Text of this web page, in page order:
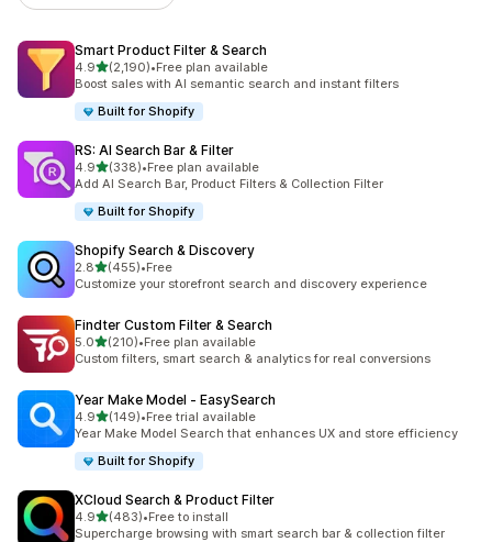
Smart Product Filter & Search
4.9เต็ม 5 ดาว
(2,190)
ทั้งหมด 2190 รีวิว
•Free plan available
Boost sales with AI semantic search and instant filters
Built for Shopify
RS: AI Search Bar & Filter
4.9เต็ม 5 ดาว
(338)
ทั้งหมด 338 รีวิว
•Free plan available
Add AI Search Bar, Product Filters & Collection Filter
Built for Shopify
Shopify Search & Discovery
2.8เต็ม 5 ดาว
(455)
ทั้งหมด 455 รีวิว
•Free
Customize your storefront search and discovery experience
Findter Custom Filter & Search
5.0เต็ม 5 ดาว
(210)
ทั้งหมด 210 รีวิว
•Free plan available
Custom filters, smart search & analytics for real conversions
Year Make Model ‑ EasySearch
4.9เต็ม 5 ดาว
(149)
ทั้งหมด 149 รีวิว
•Free trial available
Year Make Model Search that enhances UX and store efficiency
Built for Shopify
XCloud Search & Product Filter
4.9เต็ม 5 ดาว
(483)
ทั้งหมด 483 รีวิว
•Free to install
Supercharge browsing with smart search bar & collection filter